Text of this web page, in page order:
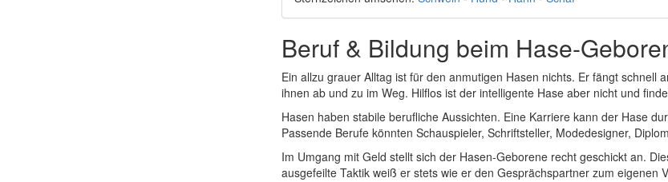
Beruf & Bildung beim Hase-
Ein allzu grauer Alltag ist für den anmutigen Hasen nichts. Er fängt
ihnen ab und zu im Weg. Hilflos ist der intelligente Hase aber nicht und
Hasen haben stabile berufliche Aussichten. Eine Karriere kann der Hase
Passende Berufe könnten Schauspieler, Schriftsteller, Modedesigner,
Im Umgang mit Geld stellt sich der Hasen-Geborene recht geschickt an.
ausgefeilte Taktik weiß er stets wie er den Gesprächspartner zum eigenen